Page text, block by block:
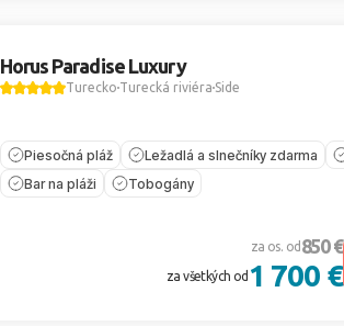
Horus Paradise Luxury
TureckoTurecká riviéraSide
Piesočná pláž Ležadlá a slnečníky zdarma
Bar na pláži
Tobogány
za os. od 850 €
za všetkých od 1 700 €